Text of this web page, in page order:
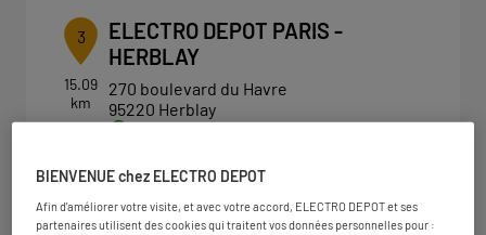
3
15.09
km
ELECTRO DEPOT PARIS -
HERBLAY
270 boulevard du Havre
95220 Herblay
Ouvert 09:30 - 19:30
Numéro
BIENVENUE chez ELECTRO DEPOT
Afin d'améliorer votre visite, et avec votre accord, ELECTRO DEPOT et ses
partenaires utilisent des cookies qui traitent vos données personnelles pour :